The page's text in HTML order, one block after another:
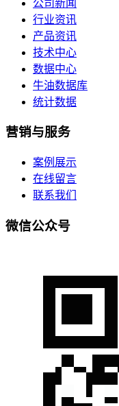
公司新闻
行业资讯
产品资讯
技术中心
数据中心
牛油数据库
统计数据
营销与服务
案例展示
在线留言
联系我们
微信公众号